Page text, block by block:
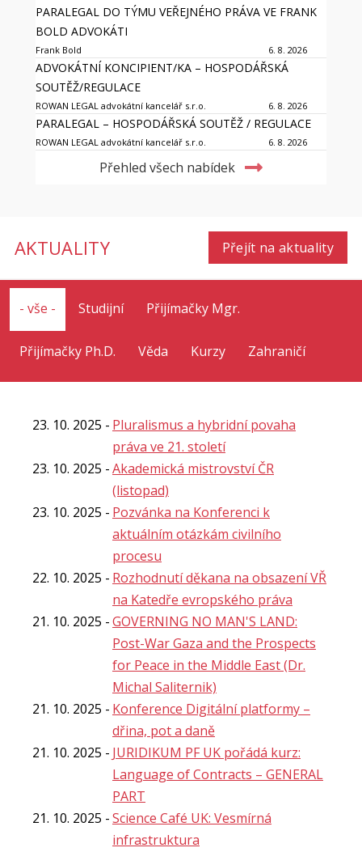
PARALEGAL DO TÝMU VEŘEJNÉHO PRÁVA VE FRANK
BOLD ADVOKÁTI
Frank Bold 6. 8. 2026
ADVOKÁTNÍ KONCIPIENT/KA – HOSPODÁŘSKÁ
SOUTĚŽ/REGULACE
ROWAN LEGAL advokátní kancelář s.r.o. 6. 8. 2026
PARALEGAL – HOSPODÁŘSKÁ SOUTĚŽ / REGULACE
ROWAN LEGAL advokátní kancelář s.r.o. 6. 8. 2026
Přehled všech nabídek
AKTUALITY Přejít na aktuality
- vše - Studijní Přijímačky Mgr.
Přijímačky Ph.D. Věda Kurzy Zahraničí
23. 10. 2025
Pluralismus a hybridní povaha
práva ve 21. století
23. 10. 2025
Akademická mistrovství ČR
(listopad)
23. 10. 2025
Pozvánka na Konferenci k
aktuálním otázkám civilního
procesu
22. 10. 2025
Rozhodnutí děkana na obsazení VŘ
na Katedře evropského práva
21. 10. 2025
GOVERNING NO MAN'S LAND:
Post-War Gaza and the Prospects
for Peace in the Middle East (Dr.
Michal Saliternik)
21. 10. 2025
Konference Digitální platformy –
dřina, pot a daně
21. 10. 2025
JURIDIKUM PF UK pořádá kurz:
Language of Contracts – GENERAL
PART
21. 10. 2025
Science Café UK: Vesmírná
infrastruktura